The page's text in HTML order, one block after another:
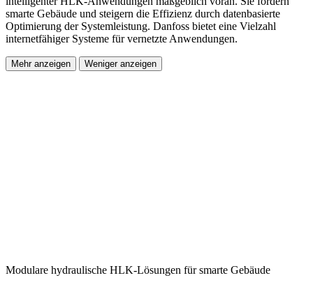
smarte Gebäude und steigern die Effizienz durch datenbasierte
Optimierung der Systemleistung. Danfoss bietet eine Vielzahl
internetfähiger Systeme für vernetzte Anwendungen.
Mehr anzeigen Weniger anzeigen
Modulare hydraulische HLK-Lösungen für smarte Gebäude